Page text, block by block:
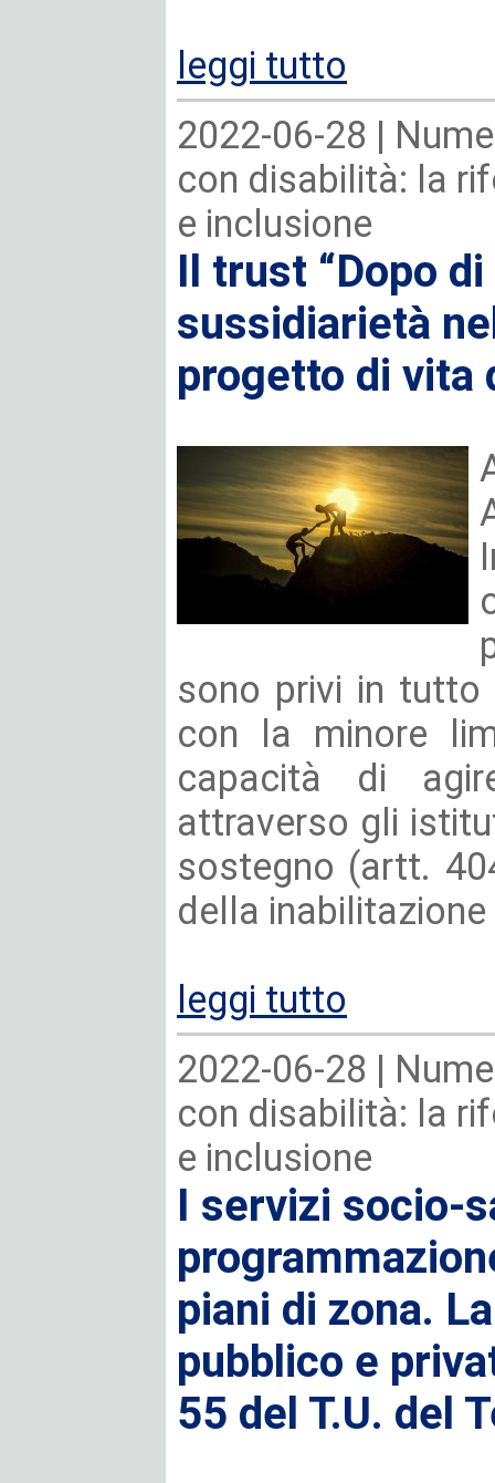
leggi tutto
2022-06-28 |
con disabilità: la
e inclusione
Il trust “Dopo
sussidiarietà
progetto di vita
sono privi in tutto
con la minore
capacità di
attraverso gli
sostegno (artt.
della
leggi tutto
2022-06-28 |
con disabilità: la
e inclusione
I servizi socio-
piani di zona.
pubblico e
55 del T.U. del